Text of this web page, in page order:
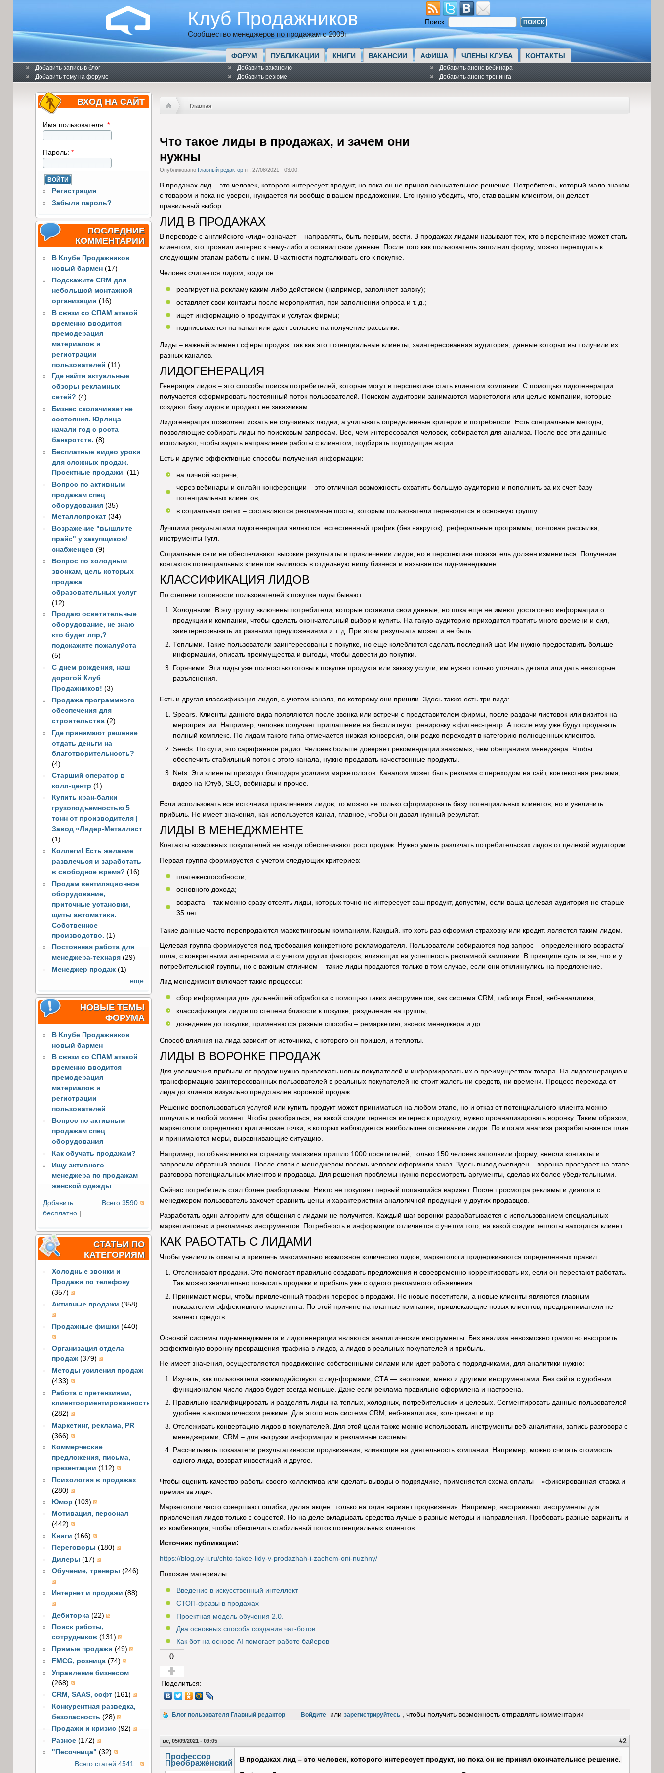
Клуб Продажников
Сообщество менеджеров по продажам с 2009г
Поиск:
ФОРУМ ПУБЛИКАЦИИ КНИГИ ВАКАНСИИ АФИША ЧЛЕНЫ КЛУБА КОНТАКТЫ
Добавить запись в блог
Добавить тему на форуме
Добавить вакансию
Добавить резюме
Добавить анонс вебинара
Добавить анонс тренинга
ВХОД НА САЙТ
Имя пользователя: *
Пароль: *
Регистрация
Забыли пароль?
ПОСЛЕДНИЕ
КОММЕНТАРИИ
В Клубе Продажников
новый бармен (17)
Подскажите CRM для
небольшой монтажной
организации (16)
В связи со СПАМ атакой
временно вводится
премодерация
материалов и
регистрации
пользователей (11)
Где найти актуальные
обзоры рекламных
сетей? (4)
Бизнес сколачивает не
состояния. Юрлица
начали год с роста
банкротств. (8)
Бесплатные видео уроки
для сложных продаж.
Проектные продажи. (11)
Вопрос по активным
продажам спец
оборудования (35)
Металлопрокат (34)
Возражение "вышлите
прайс" у закупщиков/
снабженцев (9)
Вопрос по холодным
звонкам, цель которых
продажа
образовательных услуг
(12)
Продаю осветительные
оборудование, не знаю
кто будет лпр,?
подскажите пожалуйста
(5)
С днем рождения, наш
дорогой Клуб
Продажников! (3)
Продажа программного
обеспечения для
строительства (2)
Где принимают решение
отдать деньги на
благотворительность?
(4)
Старший оператор в
колл-центр (1)
Купить кран-балки
грузоподъемностью 5
тонн от производителя |
Завод «Лидер-Металлист
(1)
Коллеги! Есть желание
развлечься и заработать
в свободное время? (16)
Продам вентиляционное
оборудование,
приточные установки,
щиты автоматики.
Собственное
производство. (1)
Постоянная работа для
менеджера-технаря (29)
Менеджер продаж (1)
еще
НОВЫЕ ТЕМЫ
ФОРУМА
В Клубе Продажников
новый бармен
В связи со СПАМ атакой
временно вводится
премодерация
материалов и
регистрации
пользователей
Вопрос по активным
продажам спец
оборудования
Как обучать продажам?
Ищу активного
менеджера по продажам
женской одежды
Всего 3590
Добавить
бесплатно|
СТАТЬИ ПО
КАТЕГОРИЯМ
Холодные звонки и
Продажи по телефону
(357)
Активные продажи (358)
Продажные фишки (440)
Организация отдела
продаж (379)
Методы усиления продаж
(433)
Работа с претензиями,
клиентоориентированность
(282)
Маркетинг, реклама, PR
(366)
Коммерческие
предложения, письма,
презентации (112)
Психология в продажах
(280)
Юмор (103)
Мотивация, персонал
(442)
Книги (166)
Переговоры (180)
Дилеры (17)
Обучение, тренеры (246)
Интернет и продажи (88)
Дебиторка (22)
Поиск работы,
сотрудников (131)
Прямые продажи (49)
FMCG, розница (74)
Управление бизнесом
(268)
CRM, SAAS, софт (161)
Конкурентная разведка,
безопасность (28)
Продажи и кризис (92)
Разное (172)
"Песочница" (32)
Всего статей 4541
Главная
Что такое лиды в продажах, и зачем они
нужны
Опубликовано Главный редакторпт, 27/08/2021 - 03:00.
В продажах лид – это человек, которого интересует продукт, но пока он не принял окончательное решение. Потребитель, который мало знаком
с товаром и пока не уверен, нуждается ли вообще в вашем предложении. Его нужно убедить, что, став вашим клиентом, он делает
правильный выбор.
ЛИД В ПРОДАЖАХ
В переводе с английского «лид» означает – направлять, быть первым, вести. В продажах лидами называют тех, кто в перспективе может стать
клиентом, кто проявил интерес к чему-либо и оставил свои данные. После того как пользователь заполнил форму, можно переходить к
следующим этапам работы с ним. В частности подталкивать его к покупке.
Человек считается лидом, когда он:
реагирует на рекламу каким-либо действием (например, заполняет заявку);
оставляет свои контакты после мероприятия, при заполнении опроса и т. д.;
ищет информацию о продуктах и услугах фирмы;
подписывается на канал или дает согласие на получение рассылки.
Лиды – важный элемент сферы продаж, так как это потенциальные клиенты, заинтересованная аудитория, данные которых вы получили из
разных каналов.
ЛИДОГЕНЕРАЦИЯ
Генерация лидов – это способы поиска потребителей, которые могут в перспективе стать клиентом компании. С помощью лидогенерации
получается сформировать постоянный поток пользователей. Поиском аудитории занимаются маркетологи или целые компании, которые
создают базу лидов и продают ее заказчикам.
Лидогенерация позволяет искать не случайных людей, а учитывать определенные критерии и потребности. Есть специальные методы,
позволяющие собирать лиды по поисковым запросам. Все, чем интересовался человек, собирается для анализа. После все эти данные
используют, чтобы задать направление работы с клиентом, подбирать подходящие акции.
Есть и другие эффективные способы получения информации:
на личной встрече;
через вебинары и онлайн конференции – это отличная возможность охватить большую аудиторию и пополнить за их счет базу
потенциальных клиентов;
в социальных сетях – составляются рекламные посты, которым пользователи переводятся в основную группу.
Лучшими результатами лидогенерации являются: естественный трафик (без накруток), реферальные программы, почтовая рассылка,
инструменты Гугл.
Социальные сети не обеспечивают высокие результаты в привлечении лидов, но в перспективе показатель должен измениться. Получение
контактов потенциальных клиентов вылилось в отдельную нишу бизнеса и называется лид-менеджмент.
КЛАССИФИКАЦИЯ ЛИДОВ
По степени готовности пользователей к покупке лиды бывают:
Холодными. В эту группу включены потребители, которые оставили свои данные, но пока еще не имеют достаточно информации о
продукции и компании, чтобы сделать окончательный выбор и купить. На такую аудиторию приходится тратить много времени и сил,
заинтересовывать их разными предложениями и т. д. При этом результата может и не быть.
Теплыми. Такие пользователи заинтересованы в покупке, но еще колеблются сделать последний шаг. Им нужно предоставить больше
информации, описать преимущества и выгоды, чтобы довести до покупки.
Горячими. Эти лиды уже полностью готовы к покупке продукта или заказу услуги, им нужно только уточнить детали или дать некоторые
разъяснения.
Есть и другая классификация лидов, с учетом канала, по которому они пришли. Здесь также есть три вида:
Spears. Клиенты данного вида появляются после звонка или встречи с представителем фирмы, после раздачи листовок или визиток на
мероприятии. Например, человек получает приглашение на бесплатную тренировку в фитнес-центр. А после ему уже будут продавать
полный комплекс. По лидам такого типа отмечается низкая конверсия, они редко переходят в категорию полноценных клиентов.
Seeds. По сути, это сарафанное радио. Человек больше доверяет рекомендации знакомых, чем обещаниям менеджера. Чтобы
обеспечить стабильный поток с этого канала, нужно продавать качественные продукты.
Nets. Эти клиенты приходят благодаря усилиям маркетологов. Каналом может быть реклама с переходом на сайт, контекстная реклама,
видео на Ютуб, SEO, вебинары и прочее.
Если использовать все источники привлечения лидов, то можно не только сформировать базу потенциальных клиентов, но и увеличить
прибыль. Не имеет значения, как используется канал, главное, чтобы он давал нужный результат.
ЛИДЫ В МЕНЕДЖМЕНТЕ
Контакты возможных покупателей не всегда обеспечивают рост продаж. Нужно уметь различать потребительских лидов от целевой аудитории.
Первая группа формируется с учетом следующих критериев:
платежеспособности;
основного дохода;
возраста – так можно сразу отсеять лиды, которых точно не интересует ваш продукт, допустим, если ваша целевая аудитория не старше
35 лет.
Такие данные часто перепродаются маркетинговым компаниям. Каждый, кто хоть раз оформил страховку или кредит. является таким лидом.
Целевая группа формируется под требования конкретного рекламодателя. Пользователи собираются под запрос – определенного возраста/
пола, с конкретными интересами и с учетом других факторов, влияющих на успешность рекламной кампании. В принципе суть та же, что и у
потребительской группы, но с важным отличием – такие лиды продаются только в том случае, если они откликнулись на предложение.
Лид менеджмент включает такие процессы:
сбор информации для дальнейшей обработки с помощью таких инструментов, как система CRM, таблица Excel, веб-аналитика;
классификация лидов по степени близости к покупке, разделение на группы;
доведение до покупки, применяются разные способы – ремаркетинг, звонок менеджера и др.
Способ влияния на лида зависит от источника, с которого он пришел, и теплоты.
ЛИДЫ В ВОРОНКЕ ПРОДАЖ
Для увеличения прибыли от продаж нужно привлекать новых покупателей и информировать их о преимуществах товара. На лидогенерацию и
трансформацию заинтересованных пользователей в реальных покупателей не стоит жалеть ни средств, ни времени. Процесс перехода от
лида до клиента визуально представлен воронкой продаж.
Решение воспользоваться услугой или купить продукт может приниматься на любом этапе, но и отказ от потенциального клиента можно
получить в любой момент. Чтобы разобраться, на какой стадии теряется интерес к продукту, нужно проанализировать воронку. Таким образом,
маркетологи определяют критические точки, в которых наблюдается наибольшее отсеивание лидов. По итогам анализа разрабатывается план
и принимаются меры, выравнивающие ситуацию.
Например, по объявлению на страницу магазина пришло 1000 посетителей, только 150 человек заполнили форму, внесли контакты и
запросили обратный звонок. После связи с менеджером восемь человек оформили заказ. Здесь вывод очевиден – воронка проседает на этапе
разговора потенциальных клиентов и продавца. Для решения проблемы нужно пересмотреть аргументы, сделав их более убедительными.
Сейчас потребитель стал более разборчивым. Никто не покупает первый попавшийся вариант. После просмотра рекламы и диалога с
менеджером пользователь захочет сравнить цены и характеристики аналогичной продукции у других продавцов.
Разработать один алгоритм для общения с лидами не получится. Каждый шаг воронки разрабатывается с использованием специальных
маркетинговых и рекламных инструментов. Потребность в информации отличается с учетом того, на какой стадии теплоты находится клиент.
КАК РАБОТАТЬ С ЛИДАМИ
Чтобы увеличить охваты и привлечь максимально возможное количество лидов, маркетологи придерживаются определенных правил:
Отслеживают продажи. Это помогает правильно создавать предложения и своевременно корректировать их, если он перестают работать.
Так можно значительно повысить продажи и прибыль уже с одного рекламного объявления.
Принимают меры, чтобы привлеченный трафик перерос в продажи. Не новые посетители, а новые клиенты являются главным
показателем эффективного маркетинга. По этой причине на платные компании, привлекающие новых клиентов, предприниматели не
жалеют средств.
Основой системы лид-менеджмента и лидогенерации являются аналитические инструменты. Без анализа невозможно грамотно выстроить
эффективную воронку превращения трафика в лидов, а лидов в реальных покупателей и прибыль.
Не имеет значения, осуществляется продвижение собственными силами или идет работа с подрядчиками, для аналитики нужно:
Изучать, как пользователи взаимодействуют с лид-формами, СТА — кнопками, меню и другими инструментами. Без сайта с удобным
функционалом число лидов будет всегда меньше. Даже если реклама правильно оформлена и настроена.
Правильно квалифицировать и разделять лиды на теплых, холодных, потребительских и целевых. Сегментировать данные пользователей
удобнее в автоматическом режиме. Для этого есть система CRM, веб-аналитика, кол-трекинг и пр.
Отслеживать конвертацию лидов в покупателей. Для этой цели также можно использовать инструменты веб-аналитики, запись разговора с
менеджерами, CRM – для выгрузки информации в рекламные системы.
Рассчитывать показатели результативности продвижения, влияющие на деятельность компании. Например, можно считать стоимость
одного лида, возврат инвестиций и другое.
Чтобы оценить качество работы своего коллектива или сделать выводы о подрядчике, применяется схема оплаты – «фиксированная ставка и
премия за лид».
Маркетологи часто совершают ошибки, делая акцент только на один вариант продвижения. Например, настраивают инструменты для
привлечения лидов только с соцсетей. Но на деле вкладывать средства лучше в разные методы и направления. Пробовать разные варианты и
их комбинации, чтобы обеспечить стабильный поток потенциальных клиентов.
Источник публикации:
https://blog.oy-li.ru/chto-takoe-lidy-v-prodazhah-i-zachem-oni-nuzhny/
Похожие материалы:
Введение в искусственный интеллект
СТОП-фразы в продажах
Проектная модель обучения 2.0.
Два основных способа создания чат-ботов
Как бот на основе AI помогает работе байеров
0
Голос за!
Поделиться:
Блог пользователя Главный редактор Войдите или зарегистрируйтесь , чтобы получить возможность отправлять комментарии
вс, 05/09/2021 - 09:05 #2
Профессор
Преображенский В продажах лид – это человек, которого интересует продукт, но пока он не принял окончательное решение.